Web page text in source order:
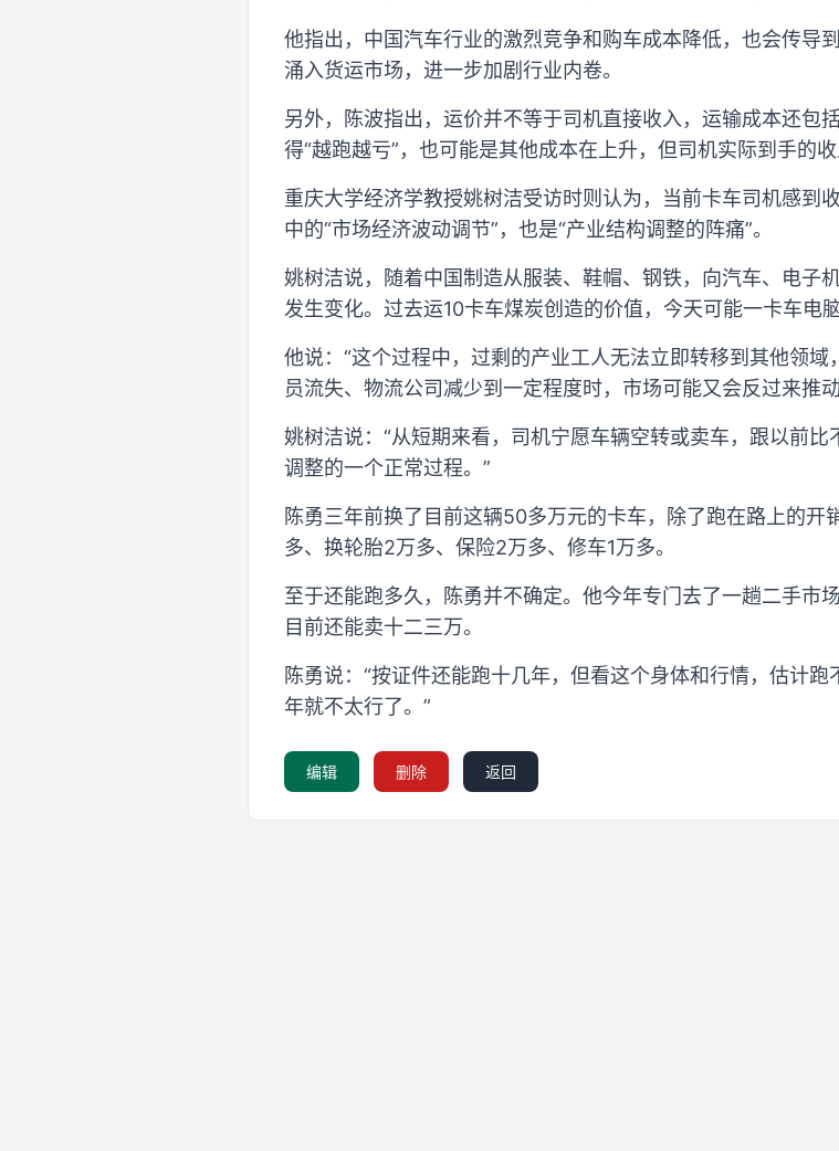
他指出，中国汽车行业的激烈竞争和购车成本降低，也会传导
涌入货运市场，进一步加剧行业内卷。
另外，陈波指出，运价并不等于司机直接收入，运输成本还包
得“越跑越亏”，也可能是其他成本在上升，但司机实际到手的收
重庆大学经济学教授姚树洁受访时则认为，当前卡车司机感到
中的“市场经济波动调节”，也是“产业结构调整的阵痛”。
姚树洁说，随着中国制造从服装、鞋帽、钢铁，向汽车、电子
发生变化。过去运10卡车煤炭创造的价值，今天可能一卡车电脑
他说：“这个过程中，过剩的产业工人无法立即转移到其他领
员流失、物流公司减少到一定程度时，市场可能又会反过来推
姚树洁说：“从短期来看，司机宁愿车辆空转或卖车，跟以前
调整的一个正常过程。”
陈勇三年前换了目前这辆50多万元的卡车，除了跑在路上的开
多、换轮胎2万多、保险2万多、修车1万多。
至于还能跑多久，陈勇并不确定。他今年专门去了一趟二手市
目前还能卖十二三万。
陈勇说：“按证件还能跑十几年，但看这个身体和行情，估计
年就不太行了。”
编辑 删除 返回